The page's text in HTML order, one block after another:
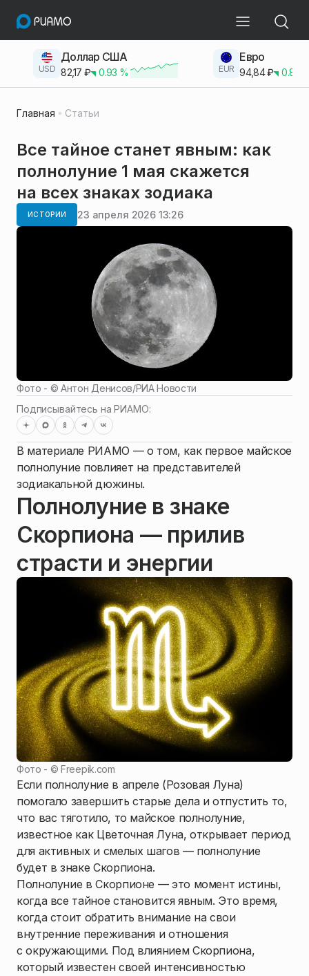
USD
Доллар США
82,17 ₽ 0.93 % EUR
Евро
94,84₽ 0.83
Главная Статьи
Все тайное станет явным: как
полнолуние 1 мая скажется
на всех знаках зодиака
ИСТОРИИ 23 апреля 2026 13:26
Фото - ©Антон Денисов/РИА Новости
Подписывайтесь на РИАМО:
В материале РИАМО — о том, как первое майское
полнолуние повлияет на представителей
зодиакальной дюжины.
Полнолуние в знаке
Скорпиона — прилив
страсти и энергии
Фото - ©Freepik.com
Если полнолуние в апреле (Розовая Луна)
помогало завершить старые дела и отпустить то,
что вас тяготило, то майское полнолуние,
известное как Цветочная Луна, открывает период
для активных и смелых шагов — полнолуние
будет в знаке Скорпиона.
Полнолуние в Скорпионе — это момент истины,
когда все тайное становится явным. Это время,
когда стоит обратить внимание на свои
внутренние переживания и отношения
с окружающими. Под влиянием Скорпиона,
который известен своей интенсивностью